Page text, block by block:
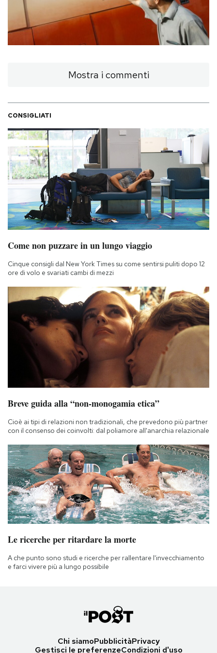
PODCAST
SHOP
CALENDARIO
AREA PERSONALE
Area Personale
Newsletter
Notifiche mobile
Hai bisogno di aiuto?
Esci
Mostra i commenti
CONSIGLIATI
Come non puzzare in un lungo viaggio
Cinque consigli dal New York Times su come sentirsi puliti dopo 12
ore di volo e svariati cambi di mezzi
Breve guida alla “non-monogamia etica”
Cioè ai tipi di relazioni non tradizionali, che prevedono più partner
con il consenso dei coinvolti: dal poliamore all'anarchia relazionale
Le ricerche per ritardare la morte
A che punto sono studi e ricerche per rallentare l'invecchiamento
e farci vivere più a lungo possibile
Chi siamoPubblicitàPrivacy
Gestisci le preferenzeCondizioni d'uso